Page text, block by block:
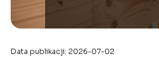
Data publikacji: 2026-07-02